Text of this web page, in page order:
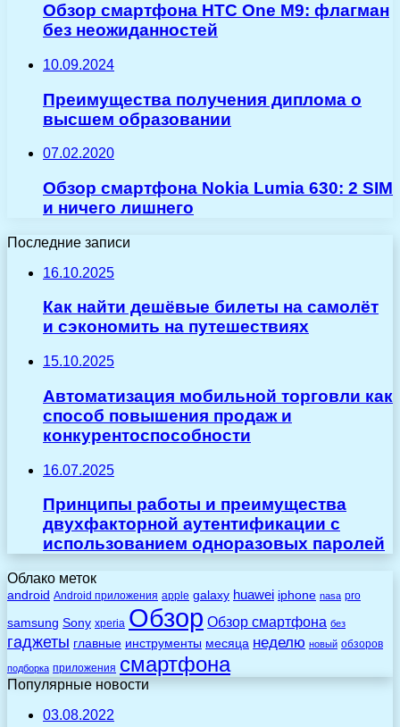
Обзор смартфона HTC One M9: флагман
без неожиданностей
10.09.2024
Преимущества получения диплома о
высшем образовании
07.02.2020
Обзор смартфона Nokia Lumia 630: 2 SIM
и ничего лишнего
Последние записи
16.10.2025
Как найти дешёвые билеты на самолёт
и сэкономить на путешествиях
15.10.2025
Автоматизация мобильной торговли как
способ повышения продаж и
конкурентоспособности
16.07.2025
Принципы работы и преимущества
двухфакторной аутентификации с
использованием одноразовых паролей
Облако меток
android Android приложения apple galaxy huawei iphone nasa pro
samsung Sony xperia Обзор Обзор смартфона без
гаджеты главные инструменты месяца неделю новый обзоров
подборка приложения смартфона
Популярные новости
03.08.2022